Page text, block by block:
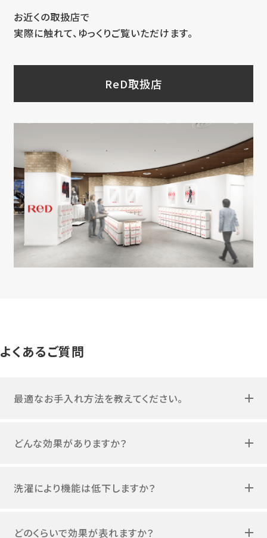
お近くの取扱店で
実際に触れて、ゆっくりご覧いただけます。
ReD取扱店
よくあるご質問
最適なお手入れ方法を教えてください。
どんな効果がありますか？
洗濯により機能は低下しますか？
どのくらいで効果が表れますか？